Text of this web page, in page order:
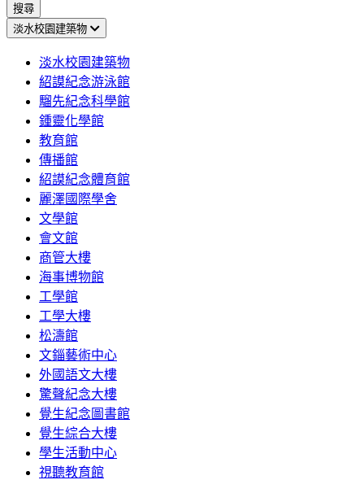
搜尋
淡水校園建築物
淡水校園建築物
紹謨紀念游泳館
騮先紀念科學館
鍾靈化學館
教育館
傳播館
紹謨紀念體育館
麗澤國際學舍
文學館
會文館
商管大樓
海事博物館
工學館
工學大樓
松濤館
文錙藝術中心
外國語文大樓
驚聲紀念大樓
覺生紀念圖書館
覺生綜合大樓
學生活動中心
視聽教育館